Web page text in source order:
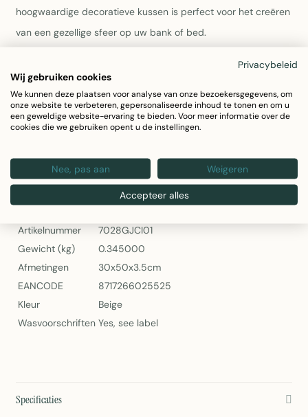
hoogwaardige decoratieve kussen is perfect voor het creëren
van een gezellige sfeer op uw bank of bed.
Kleur: Beige
Merk: Linen & More
Gewicht: 345 gram
Dikte: 3,5cm
Paulie Sierkussen Beige 30x50cm van Linen & More
Artikelnummer
7028GJCI01
Gewicht (kg)
0.345000
Afmetingen
30x50x3.5cm
EANCODE
8717266025525
Kleur
Beige
Wasvoorschriften Yes, see label
Specificaties
Privacybeleid
Wij gebruiken cookies
We kunnen deze plaatsen voor analyse van onze bezoekersgegevens, om
onze website te verbeteren, gepersonaliseerde inhoud te tonen en om u
een geweldige website-ervaring te bieden. Voor meer informatie over de
cookies die we gebruiken opent u de instellingen.
Nee, pas aan Weigeren
Accepteer alles